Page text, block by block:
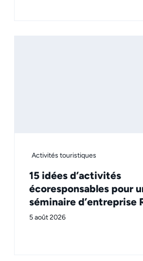
Activités touristiques
15 idées d’activités
écoresponsables pour
séminaire d’entreprise
5 août 2026